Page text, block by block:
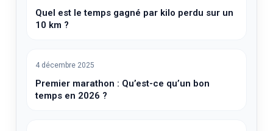
Quel est le temps gagné par kilo perdu sur un
10 km ?
4 décembre 2025
Premier marathon : Qu’est-ce qu’un bon
temps en 2026 ?